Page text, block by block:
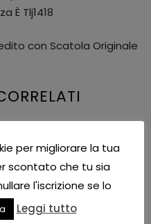
È Tlj1418
con Scatola Originale
per migliorare la tua
scontato che tu sia
l'iscrizione se lo
Leggi tutto